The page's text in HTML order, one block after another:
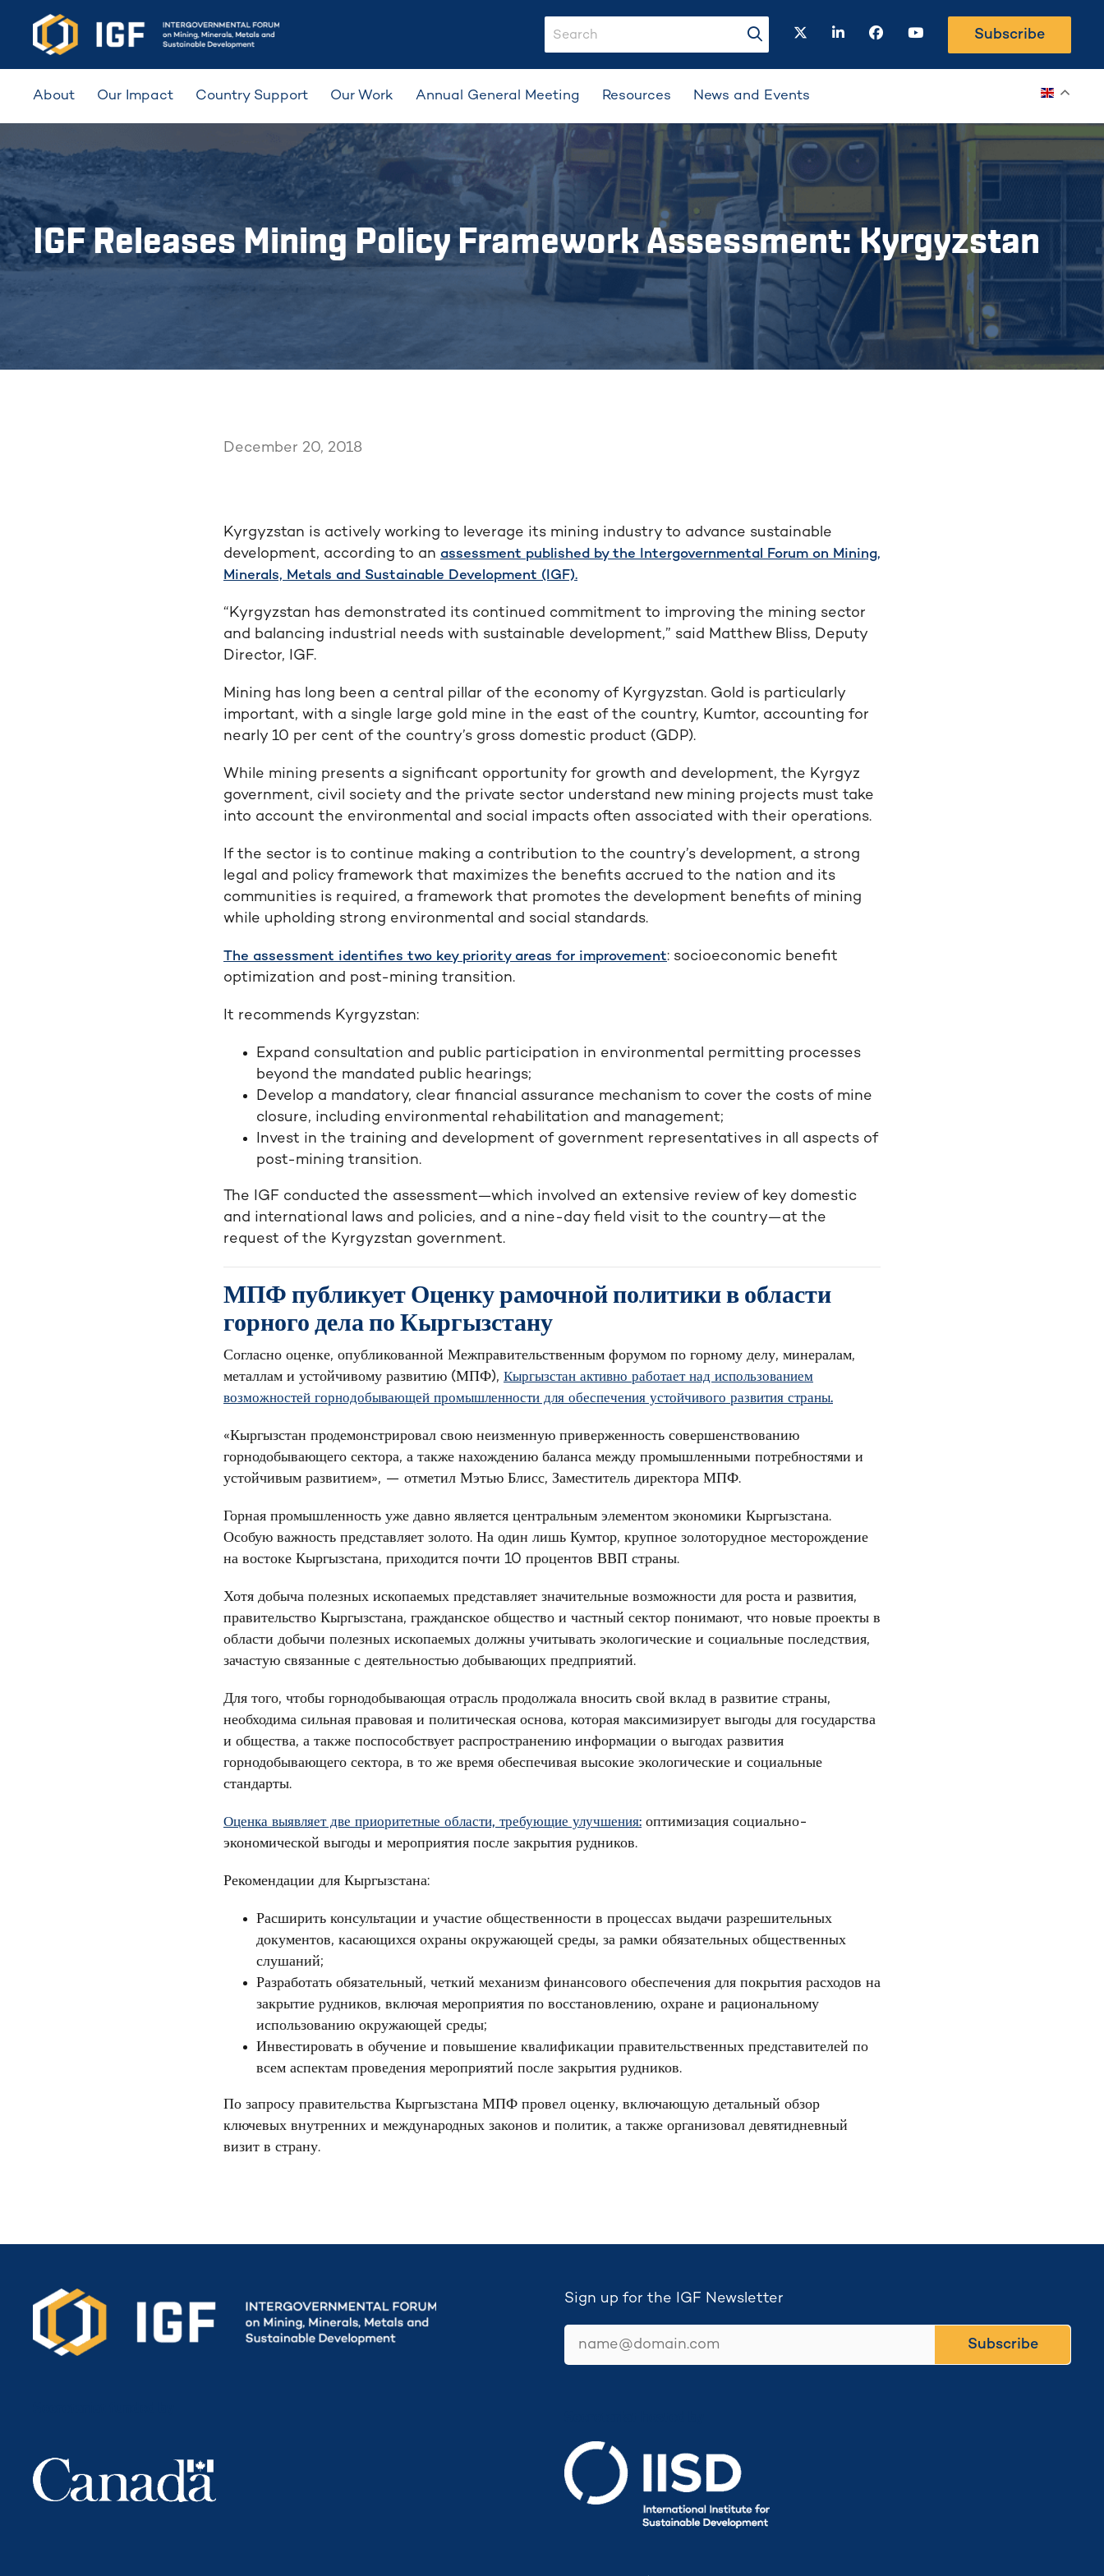
search-input
search-button
twitterlinkedinfacebookyoutube Subscribe
About Our Impact Country Support Our Work Annual General Meeting Resources News and Events
IGF Releases Mining Policy Framework Assessment: Kyrgyzstan
December 20, 2018
Kyrgyzstan is actively working to leverage its mining industry to advance sustainable
development, according to an assessment published by the Intergovernmental Forum on Mining,
Minerals, Metals and Sustainable Development (IGF).
“Kyrgyzstan has demonstrated its continued commitment to improving the mining sector
and balancing industrial needs with sustainable development,” said Matthew Bliss, Deputy
Director, IGF.
Mining has long been a central pillar of the economy of Kyrgyzstan. Gold is particularly
important, with a single large gold mine in the east of the country, Kumtor, accounting for
nearly 10 per cent of the country’s gross domestic product (GDP).
While mining presents a significant opportunity for growth and development, the Kyrgyz
government, civil society and the private sector understand new mining projects must take
into account the environmental and social impacts often associated with their operations.
If the sector is to continue making a contribution to the country’s development, a strong
legal and policy framework that maximizes the benefits accrued to the nation and its
communities is required, a framework that promotes the development benefits of mining
while upholding strong environmental and social standards.
The assessment identifies two key priority areas for improvement: socioeconomic benefit
optimization and post-mining transition.
It recommends Kyrgyzstan:
Expand consultation and public participation in environmental permitting processes
beyond the mandated public hearings;
Develop a mandatory, clear financial assurance mechanism to cover the costs of mine
closure, including environmental rehabilitation and management;
Invest in the training and development of government representatives in all aspects of
post-mining transition.
The IGF conducted the assessment—which involved an extensive review of key domestic
and international laws and policies, and a nine-day field visit to the country—at the
request of the Kyrgyzstan government.
МПФ публикует Оценку рамочной политики в области
горного дела по Кыргызстану
Согласно оценке, опубликованной Межправительственным форумом по горному делу, минералам,
металлам и устойчивому развитию (МПФ), Кыргызстан активно работает над использованием
возможностей горнодобывающей промышленности для обеспечения устойчивого развития страны.
«Кыргызстан продемонстрировал свою неизменную приверженность совершенствованию
горнодобывающего сектора, а также нахождению баланса между промышленными потребностями и
устойчивым развитием», — отметил Мэтью Блисс, Заместитель директора МПФ.
Горная промышленность уже давно является центральным элементом экономики Кыргызстана.
Особую важность представляет золото. На один лишь Кумтор, крупное золоторудное месторождение
на востоке Кыргызстана, приходится почти 10 процентов ВВП страны.
Хотя добыча полезных ископаемых представляет значительные возможности для роста и развития,
правительство Кыргызстана, гражданское общество и частный сектор понимают, что новые проекты в
области добычи полезных ископаемых должны учитывать экологические и социальные последствия,
зачастую связанные с деятельностью добывающих предприятий.
Для того, чтобы горнодобывающая отрасль продолжала вносить свой вклад в развитие страны,
необходима сильная правовая и политическая основа, которая максимизирует выгоды для государства
и общества, а также поспособствует распространению информации о выгодах развития
горнодобывающего сектора, в то же время обеспечивая высокие экологические и социальные
стандарты.
Оценка выявляет две приоритетные области, требующие улучшения: оптимизация социально-
экономической выгоды и мероприятия после закрытия рудников.
Рекомендации для Кыргызстана:
Расширить консультации и участие общественности в процессах выдачи разрешительных
документов, касающихся охраны окружающей среды, за рамки обязательных общественных
слушаний;
Разработать обязательный, четкий механизм финансового обеспечения для покрытия расходов на
закрытие рудников, включая мероприятия по восстановлению, охране и рациональному
использованию окружающей среды;
Инвестировать в обучение и повышение квалификации правительственных представителей по
всем аспектам проведения мероприятий после закрытия рудников.
По запросу правительства Кыргызстана МПФ провел оценку, включающую детальный обзор
ключевых внутренних и международных законов и политик, а также организовал девятидневный
визит в страну.
Sign up for the IGF Newsletter
Subscribe